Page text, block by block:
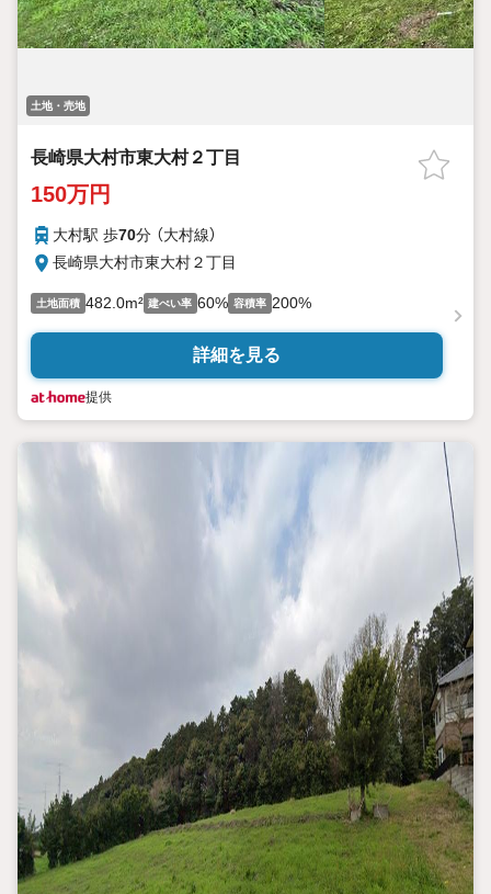
土地・売地
長崎県大村市東大村２丁目
150万円
大村駅 歩70分 （大村線）
長崎県大村市東大村２丁目
土地面積 482.0m² 建ぺい率 60% 容積率 200%
詳細を見る
提供